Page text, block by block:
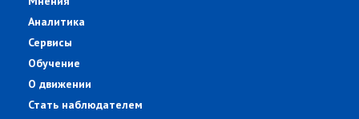
Аналитика
Сервисы
Обучение
О движении
Стать наблюдателем